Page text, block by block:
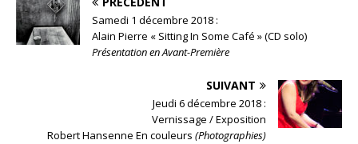
Samedi 1 décembre 2018 :
Alain Pierre « Sitting In Some Café » (CD solo)
Présentation en Avant-Première
SUIVANT
Jeudi 6 décembre 2018 :
Vernissage / Exposition
Robert Hansenne En couleurs (Photographies)